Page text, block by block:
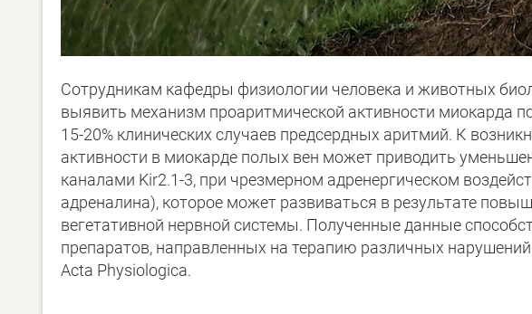
Сотрудникам кафедры физиологии человека и животных
выявить механизм проаритмической активности миокарда
15-20% клинических случаев предсердных аритмий. К
активности в миокарде полых вен может приводить
каналами Kir2.1-3, при чрезмерном адренергическом
адреналина), которое может развиваться в результате
вегетативной нервной системы. Полученные данные
препаратов, направленных на терапию различных
Acta Physiologica.